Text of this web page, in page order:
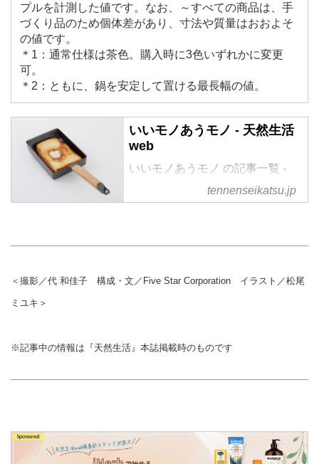
プルを計測した値です。なお、～すべての商品は、手
づくり品のため個体差があり、寸法や質量はおおよそ
の値です。
＊1：通常仕様は茶色。購入時に3色いずれかに変更
可。
＊2：ともに、鍋を安定して置ける最長幅の値。
いいモノあうモノ - 天然生活
web
いいモノあうモノ の記事一覧 -
『天然生活』が運営する暮らしの
情報サイト。食やファッション、
tennenseikatsu.jp
＜撮影／代 和佳子 構成・文／Five Star Corporation イラスト／松尾
ミユキ＞
※記事中の情報は『天然生活』本誌掲載時のものです